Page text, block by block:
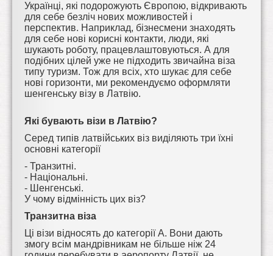
Українці, які подорожують Європою, відкривають
для себе безліч нових можливостей і
перспектив. Наприклад, бізнесмени знаходять
для себе нові корисні контакти, люди, які
шукають роботу, працевлаштовуються. А для
подібних цілей уже не підходить звичайна віза
типу туризм. Тож для всіх, хто шукає для себе
нові горизонти, ми рекомендуємо оформляти
шенгенську візу в Латвію.
Які бувають візи в Латвію?
Серед типів латвійських віз виділяють три їхні
основні категорії
- Транзитні.
- Національні.
- Шенгенські.
У чому відмінність цих віз?
Транзитна віза
Ці візи відносять до категорії А. Вони дають
змогу всім мандрівникам не більше ніж 24